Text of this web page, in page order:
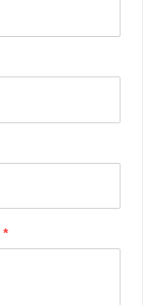
*